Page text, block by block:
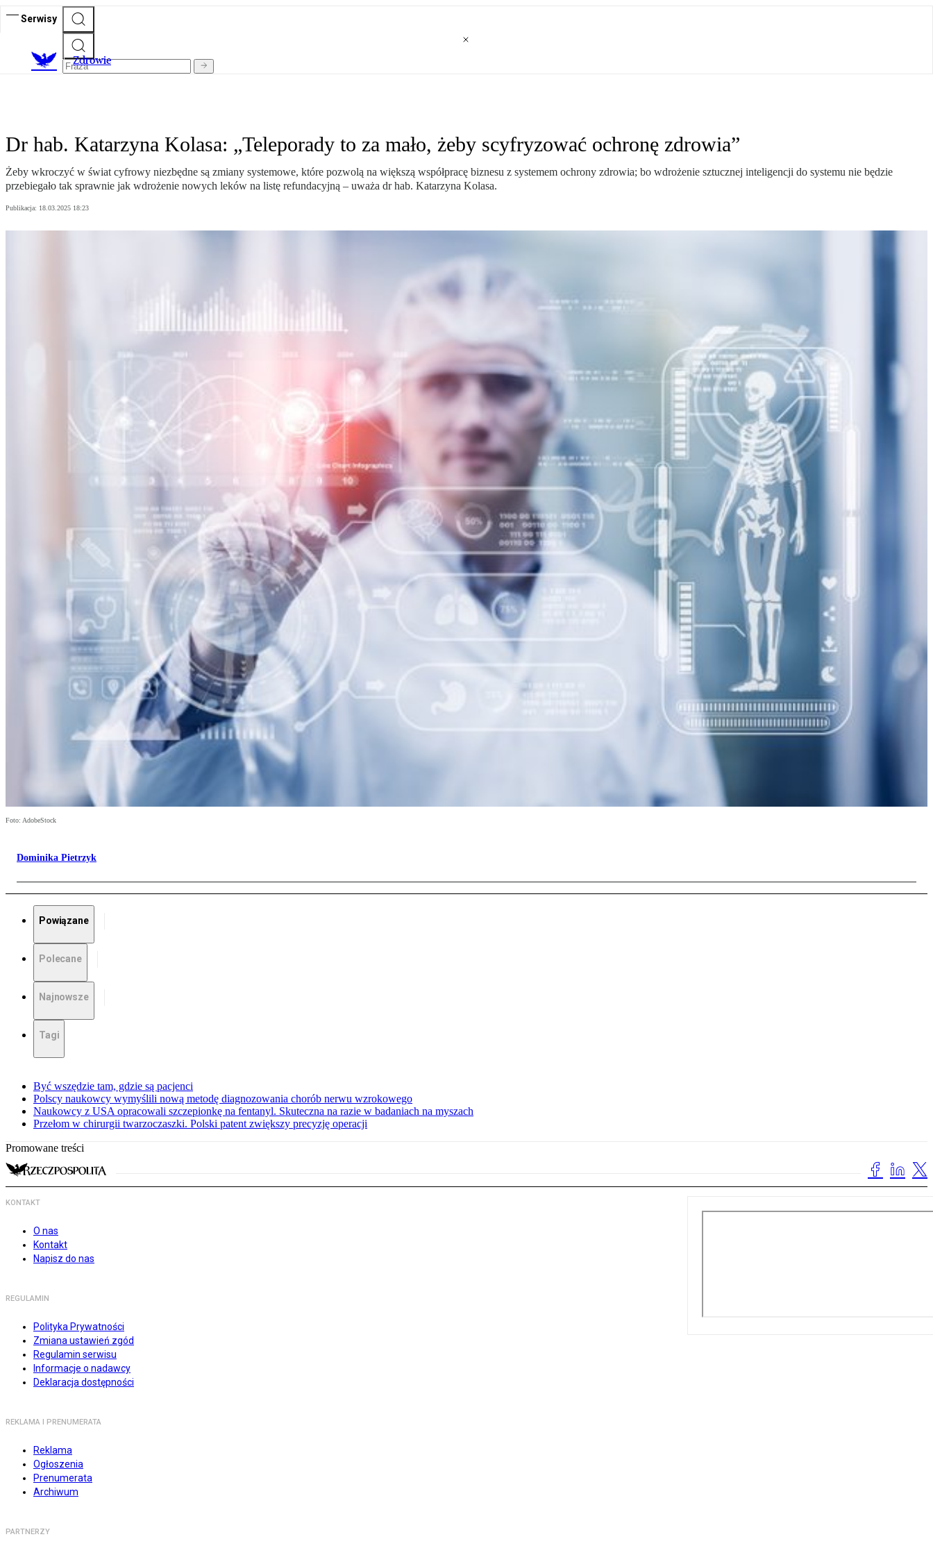
Serwisy
Zdrowie
Dr hab. Katarzyna Kolasa: „Teleporady to za mało, żeby scyfryzować ochronę zdrowia”
Żeby wkroczyć w świat cyfrowy niezbędne są zmiany systemowe, które pozwolą na większą współpracę biznesu z systemem ochrony zdrowia; bo wdrożenie sztucznej inteligencji do systemu nie będzie
przebiegało tak sprawnie jak wdrożenie nowych leków na listę refundacyjną – uważa dr hab. Katarzyna Kolasa.
Publikacja: 18.03.2025 18:23
Foto: AdobeStock
Dominika Pietrzyk
Powiązane
Polecane
Najnowsze
Tagi
Być wszędzie tam, gdzie są pacjenci
Polscy naukowcy wymyślili nową metodę diagnozowania chorób nerwu wzrokowego
Naukowcy z USA opracowali szczepionkę na fentanyl. Skuteczna na razie w badaniach na myszach
Przełom w chirurgii twarzoczaszki. Polski patent zwiększy precyzję operacji
Promowane treści
KONTAKT
O nas
Kontakt
Napisz do nas
REGULAMIN
Polityka Prywatności
Zmiana ustawień zgód
Regulamin serwisu
Informacje o nadawcy
Deklaracja dostępności
REKLAMA I PRENUMERATA
Reklama
Ogłoszenia
Prenumerata
Archiwum
PARTNERZY